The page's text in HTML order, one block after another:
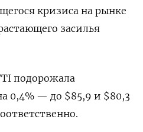
кризиса на рынке
засилья
подорожала
0,4% — до $85,9 и $80,3